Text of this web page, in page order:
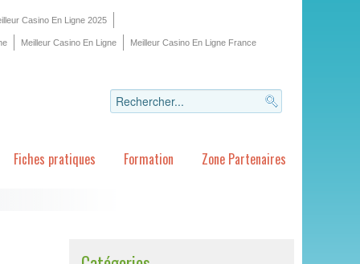
Casino En Ligne 2025
Meilleur Casino En Ligne Meilleur Casino En Ligne France
Fiches pratiques Formation Zone Partenaires